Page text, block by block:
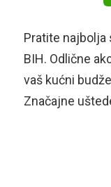
Pratite najbolja
BIH. Odlične
vaš kućni
Značajne